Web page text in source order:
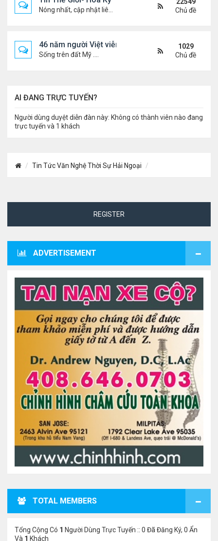
Chủ đề
46 năm người Việt viễn xứ
Sống trên đất Mỹ ....
1029
Chủ đề
AI ĐANG TRỰC TUYẾN?
Người dùng duyệt diễn đàn này: Không có thành viên nào đang
trực tuyến và 1 khách
Tin Tức Văn Nghệ Thời Sự Hải Ngoại
REGISTER
ADVERTISEMENT
TOTAL MEMBERS
Tổng Cộng Có 1 Người Dùng Trực Tuyến :: 0 Đã Đăng Ký, 0 Ẩn
Và 1 Khách